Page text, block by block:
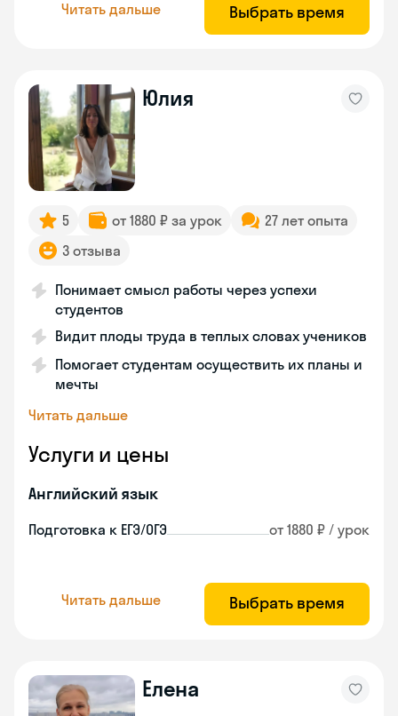
Читать дальше Выбрать время
Юлия
5 от 1880 ₽ за урок
27 лет опыта
3 отзыва
Понимает смысл работы через успехи
студентов
Видит плоды труда в теплых словах учеников
Помогает студентам осуществить их планы и
мечты
Читать дальше
Услуги и цены
Английский язык
Подготовка к ЕГЭ/ОГЭ от 1880 ₽ / урок
Читать дальше Выбрать время
Елена